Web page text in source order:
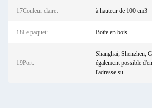
17Couleur claire: à hauteur de 100 cm3
18Le paquet: Boîte en bois
19Port:
Shanghai; Shenzhen;
également possible
l'adresse su